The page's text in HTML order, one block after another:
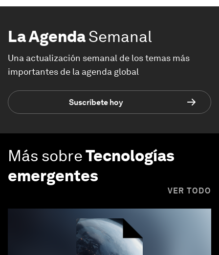
La AgendaSemanal
Una actualización semanal de los temas más
importantes de la agenda global
Suscríbete hoy
Más sobreTecnologías
emergentes
VER TODO